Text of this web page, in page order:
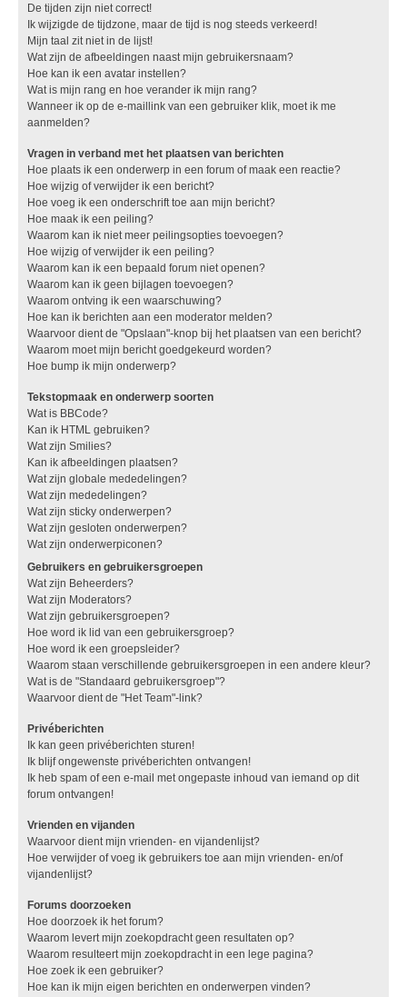
De tijden zijn niet correct!
Ik wijzigde de tijdzone, maar de tijd is nog steeds verkeerd!
Mijn taal zit niet in de lijst!
Wat zijn de afbeeldingen naast mijn gebruikersnaam?
Hoe kan ik een avatar instellen?
Wat is mijn rang en hoe verander ik mijn rang?
Wanneer ik op de e-maillink van een gebruiker klik, moet ik me
aanmelden?
Vragen in verband met het plaatsen van berichten
Hoe plaats ik een onderwerp in een forum of maak een reactie?
Hoe wijzig of verwijder ik een bericht?
Hoe voeg ik een onderschrift toe aan mijn bericht?
Hoe maak ik een peiling?
Waarom kan ik niet meer peilingsopties toevoegen?
Hoe wijzig of verwijder ik een peiling?
Waarom kan ik een bepaald forum niet openen?
Waarom kan ik geen bijlagen toevoegen?
Waarom ontving ik een waarschuwing?
Hoe kan ik berichten aan een moderator melden?
Waarvoor dient de "Opslaan"-knop bij het plaatsen van een bericht?
Waarom moet mijn bericht goedgekeurd worden?
Hoe bump ik mijn onderwerp?
Tekstopmaak en onderwerp soorten
Wat is BBCode?
Kan ik HTML gebruiken?
Wat zijn Smilies?
Kan ik afbeeldingen plaatsen?
Wat zijn globale mededelingen?
Wat zijn mededelingen?
Wat zijn sticky onderwerpen?
Wat zijn gesloten onderwerpen?
Wat zijn onderwerpiconen?
Gebruikers en gebruikersgroepen
Wat zijn Beheerders?
Wat zijn Moderators?
Wat zijn gebruikersgroepen?
Hoe word ik lid van een gebruikersgroep?
Hoe word ik een groepsleider?
Waarom staan verschillende gebruikersgroepen in een andere kleur?
Wat is de "Standaard gebruikersgroep"?
Waarvoor dient de "Het Team"-link?
Privéberichten
Ik kan geen privéberichten sturen!
Ik blijf ongewenste privéberichten ontvangen!
Ik heb spam of een e-mail met ongepaste inhoud van iemand op dit
forum ontvangen!
Vrienden en vijanden
Waarvoor dient mijn vrienden- en vijandenlijst?
Hoe verwijder of voeg ik gebruikers toe aan mijn vrienden- en/of
vijandenlijst?
Forums doorzoeken
Hoe doorzoek ik het forum?
Waarom levert mijn zoekopdracht geen resultaten op?
Waarom resulteert mijn zoekopdracht in een lege pagina?
Hoe zoek ik een gebruiker?
Hoe kan ik mijn eigen berichten en onderwerpen vinden?